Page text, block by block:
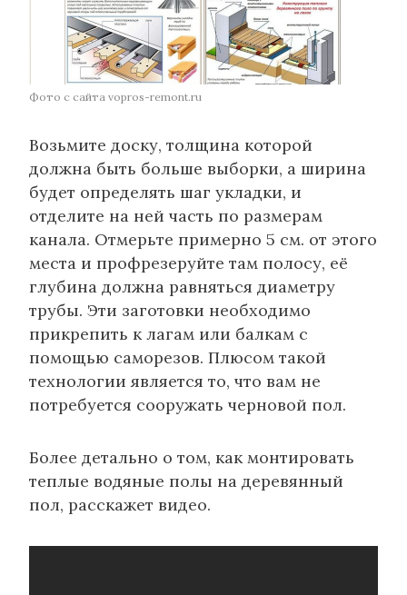
Фото с сайта vopros-remont.ru
Возьмите доску, толщина которой
должна быть больше выборки, а ширина
будет определять шаг укладки, и
отделите на ней часть по размерам
канала. Отмерьте примерно 5 см. от этого
места и профрезеруйте там полосу, её
глубина должна равняться диаметру
трубы. Эти заготовки необходимо
прикрепить к лагам или балкам с
помощью саморезов. Плюсом такой
технологии является то, что вам не
потребуется сооружать черновой пол.
Более детально о том, как монтировать
теплые водяные полы на деревянный
пол, расскажет видео.